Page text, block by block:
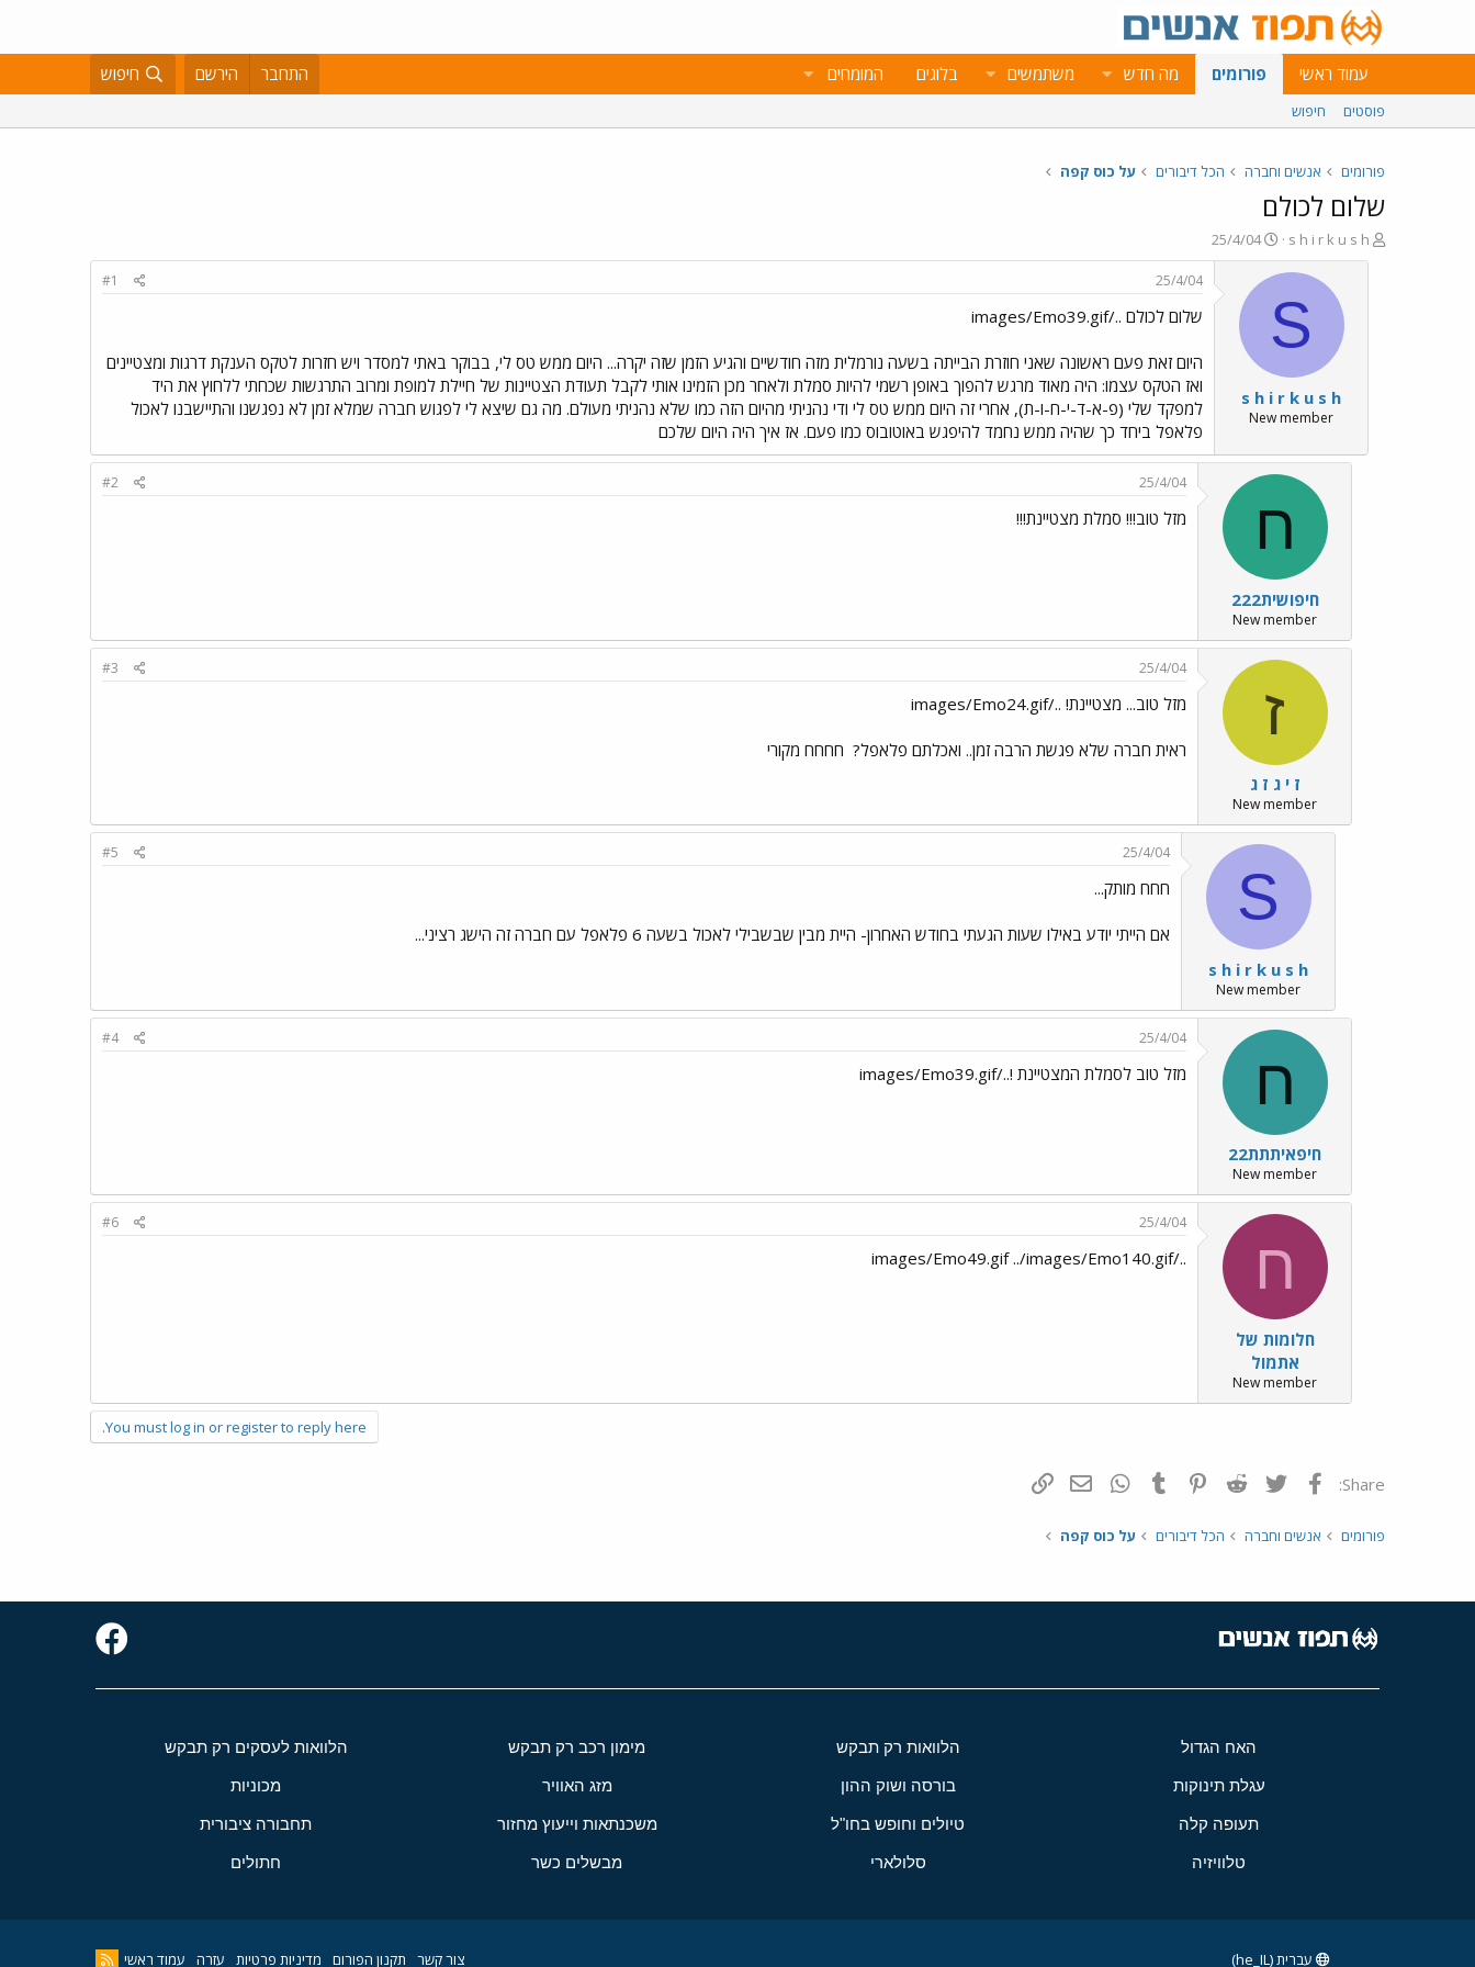
עמוד ראשי פורומים מה חדש משתמשים בלוגים המומחים התחבר הירשם חיפוש
פוסטים חיפוש
פורומים אנשים וחברה הכל דיבורים על כוס קפה
שלום לכולם
פ
ו
s h i r k u s h
פ
ו
ר
ת
ר
י
25/4/04
S
s h i r k u s h
New member
25/4/04
#1
שלום לכולם ../images/Emo39.gif
היום זאת פעם ראשונה שאני חוזרת הבייתה בשעה נורמלית מזה חודשיים והגיע הזמן שזה יקרה... היום ממש טס לי, בבוקר באתי למסדר ויש חזרות לטקס הענקת דרגות ומצטיינים
ואז הטקס עצמו: היה מאוד מרגש להפוך באופן רשמי להיות סמלת ולאחר מכן הזמינו אותי לקבל תעודת הצטיינות של חיילת למופת ומרוב התרגשות שכחתי ללחוץ את היד
למפקד שלי (פ-א-ד-י-ח-ו-ת), אחרי זה היום ממש טס לי ודי נהניתי מהיום הזה כמו שלא נהניתי מעולם. מה גם שיצא לי לפגוש חברה שמלא זמן לא נפגשנו והתיישבנו לאכול
פלאפל ביחד כך שהיה ממש נחמד להיפגש באוטובוס כמו פעם. אז איך היה היום שלכם
ח
חיפושית222
New member
25/4/04
#2
מזל טוב!!! סמלת מצטיינת!!!
ז
ז י ג ז ג
New member
25/4/04
#3
מזל טוב... מצטיינת! ../images/Emo24.gif
ראית חברה שלא פגשת הרבה זמן.. ואכלתם פלאפל? חחחח מקורי
S
s h i r k u s h
New member
25/4/04
#5
חחח מותק...
אם הייתי יודע באילו שעות הגעתי בחודש האחרון- היית מבין שבשבילי לאכול בשעה 6 פלאפל עם חברה זה הישג רציני...
ח
חיפאיתתת22
New member
25/4/04
#4
מזל טוב לסמלת המצטיינת !../images/Emo39.gif
ח
חלומות של
אתמול
New member
25/4/04
#6
../images/Emo49.gif ../images/Emo140.gif
You must log in or register to reply here.
Share: פייסבוק Twitter
Reddit
Pinterest
Tumblr
WhatsAppדואר אלקטרוני
פורומים אנשים וחברה הכל דיבורים על כוס קפה
האח הגדול הלוואות רק תבקש מימון רכב רק תבקש הלוואות לעסקים רק תבקש
עגלת תינוקות בורסה ושוק ההון מזג האוויר מכוניות
תעופה קלה טיולים וחופש בחו"ל משכנתאות וייעוץ מחזור תחבורה ציבורית
טלוויזיה סלולארי מבשלים כשר חתולים
צור קשר תקנון הפורום מדיניות פרטיות עזרה עמוד ראשי עברית (he_IL)